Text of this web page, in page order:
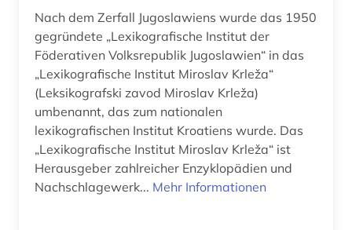
Nach dem Zerfall Jugoslawiens wurde das 1950
gegründete „Lexikografische Institut der
Föderativen Volksrepublik Jugoslawien“ in das
„Lexikografische Institut Miroslav Krleža“
(Leksikografski zavod Miroslav Krleža)
umbenannt, das zum nationalen
lexikografischen Institut Kroatiens wurde. Das
„Lexikografische Institut Miroslav Krleža“ ist
Herausgeber zahlreicher Enzyklopädien und
Nachschlagewerk... Mehr Informationen